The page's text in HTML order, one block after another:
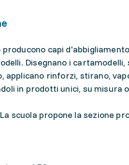
capi
Disegnano i cartamodelli,
applicano rinforzi, stirano,
in prodotti unici, su misura
scuola propone la sezione